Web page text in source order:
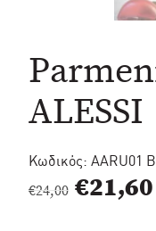
ALESSI
Κωδικός: AARU01 B
€24,00 Original
€21,60